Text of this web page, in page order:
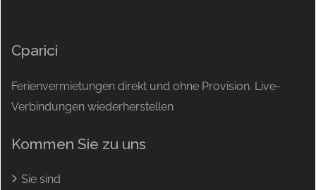
Cparici
Ferienvermietungen direkt und ohne Provision. Live-
Verbindungen wiederherstellen
Kommen Sie zu uns
Sie sind